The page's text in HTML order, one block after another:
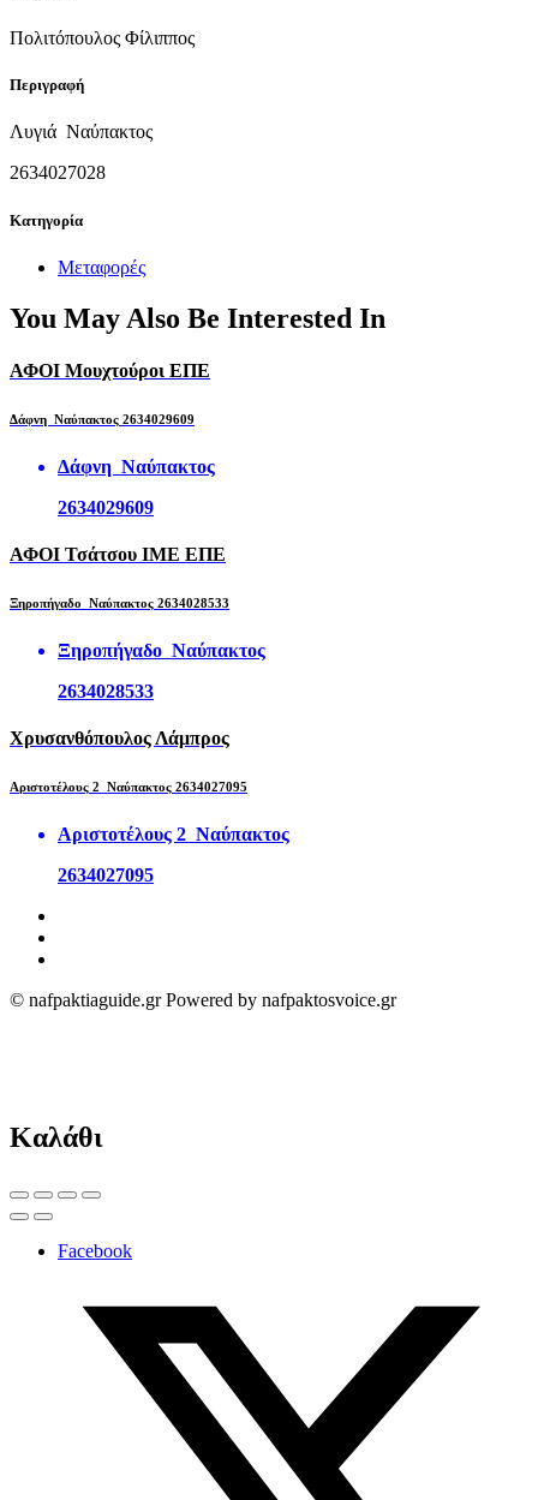
Πολιτόπουλος Φίλιππος
Περιγραφή
Λυγιά Ναύπακτος
2634027028
Κατηγορία
Μεταφορές
You May Also Be Interested In
ΑΦΟΙ Μουχτούροι ΕΠΕ
Δάφνη Ναύπακτος 2634029609
Δάφνη Ναύπακτος
2634029609
ΑΦΟΙ Τσάτσου ΙΜΕ ΕΠΕ
Ξηροπήγαδο Ναύπακτος 2634028533
Ξηροπήγαδο Ναύπακτος
2634028533
Χρυσανθόπουλος Λάμπρος
Αριστοτέλους 2 Ναύπακτος 2634027095
Αριστοτέλους 2 Ναύπακτος
2634027095
© nafpaktiaguide.gr Powered by nafpaktosvoice.gr
Καλάθι
Facebook